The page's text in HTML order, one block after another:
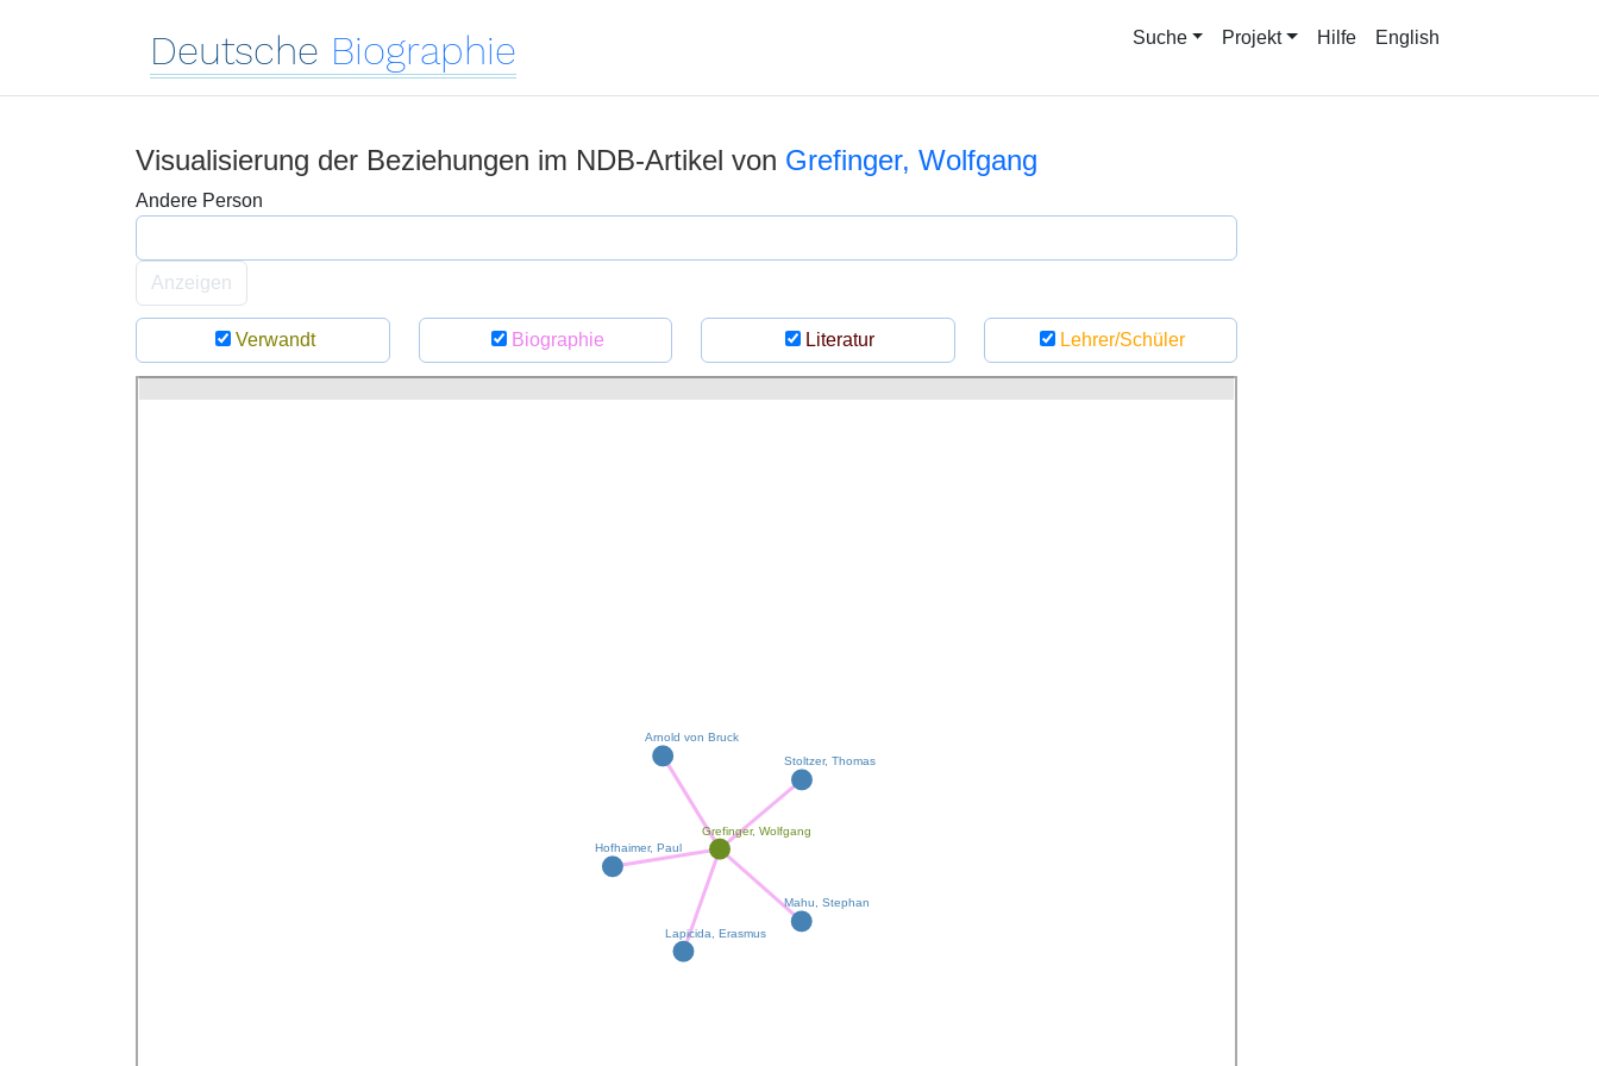
Deutsche Biographie Suche Projekt Hilfe English
Visualisierung der Beziehungen im NDB-Artikel von Grefinger, Wolfgang
Andere Person
Anzeigen
Verwandt Biographie Literatur Lehrer/Schüler
Grefinger, Wolfgang
Hofhaimer, Paul
Stoltzer, Thomas
Lapicida, Erasmus
Mahu, Stephan
Arnold von Bruck